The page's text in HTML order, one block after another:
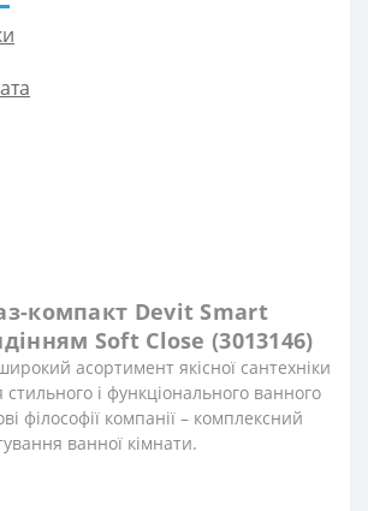
компакт Devit Smart
Soft Close (3013146)
асортимент якісної сантехніки
і функціонального ванного
філософії компанії – комплексний
ванної кімнати.